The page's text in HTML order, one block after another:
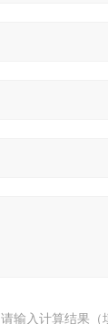
请输入计算结果（